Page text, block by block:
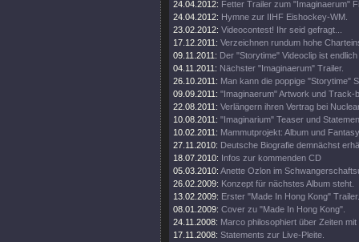
24.04.2012: Fetter Trailer zum "Imaginaerum"
24.04.2012: Hymne zur IIHF Eishockey-WM.
23.02.2012: Videocontest! Ihr seid gefragt...
17.12.2011: Verzeichnen rundum hohe
09.11.2011: Der "Storytime" Videoclip ist endlich
04.11.2011: Nächster "Imaginaerum" Trailer.
26.10.2011: Man kann die poppige "Storytime"
09.09.2011: "Imaginaerum" Artwork und Track-
22.08.2011: Verlängern ihren Vertrag bei
10.08.2011: "Imaginarium" Teaser und
10.02.2011: Mammutprojekt: Album und
27.11.2010: Deutsche Biografie demnächst
18.07.2010: Infos zur kommenden CD
05.03.2010: Anette Ozlon im
26.02.2009: Konzept für nächstes Album steht.
13.02.2009: Erster "Made In Hong Kong" Trailer.
08.01.2009: Cover zu "Made In Hong Kong".
24.11.2008: Marco philosophiert über Zeiten mit
17.11.2008: Statements zur Live-Pleite.